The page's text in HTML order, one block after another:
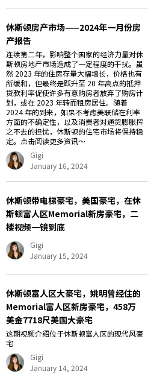
休斯顿房产市场——2024年一月份房
产报告
连续第二年，影响整个国家的经济力量对休
斯顿房地产市场造成了一定程度的干扰。虽
然 2023 年的住房存量大幅增长，价格也有
所缓和，但最终是跃升至 20 年高点的抵押
贷款利率促使许多有意购房者放弃了购房计
划，或在 2023 年转而租房居住。随着
2024 年的到来，如果不考虑美联储在利率
方面的不确定性，以及消费者对通货膨胀挥
之不去的担忧，休斯顿的住宅市场将保持稳
定。点击阅读更多资讯～
Gigi
January 16, 2024
休斯顿带电梯豪宅，美国豪宅，在休
斯顿富人区Memorial新房豪宅，二
楼视频一镜到底
Gigi
January 15, 2024
休斯顿富人区大豪宅，姚明曾经住的
Memorial富人区新房豪宅，458万
美金7718尺美国大豪宅
这期视频介绍位于休斯顿富人区的现代风豪
宅
Gigi
January 14, 2024